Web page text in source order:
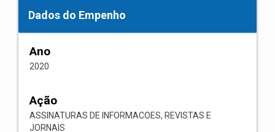
Dados do Empenho
Ano
2020
Ação
ASSINATURAS DE INFORMACOES, REVISTAS E
JORNAIS